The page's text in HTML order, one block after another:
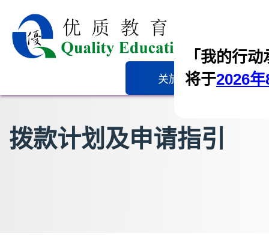
「我的行
将于2026
关於我们 拨款
拨款计划及申请指引